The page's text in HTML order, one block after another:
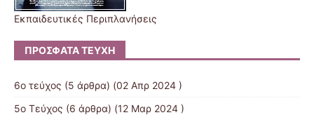
Εκπαιδευτικές Περιπλανήσεις
ΠΡΌΣΦΑΤΑ ΤΕΎΧΗ
6ο τεύχος (5 άρθρα) (02 Απρ 2024 )
5ο Τεύχος (6 άρθρα) (12 Μαρ 2024 )